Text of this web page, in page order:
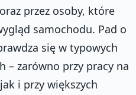
przez osoby, które
samochodu. Pad o
się w typowych
– zarówno przy pracy na
i przy większych